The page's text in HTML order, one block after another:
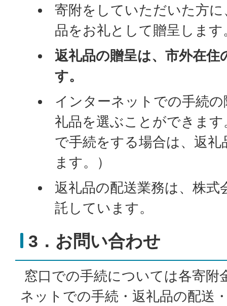
寄附をしていただいた方
品をお礼として贈呈します
返礼品の贈呈は、市外在
す。
インターネットでの手続
礼品を選ぶことができま
で手続をする場合は、返礼
ます。）
返礼品の配送業務は、株式
託しています。
3．お問い合わせ
窓口での手続については各寄附
ネットでの手続・返礼品の配送